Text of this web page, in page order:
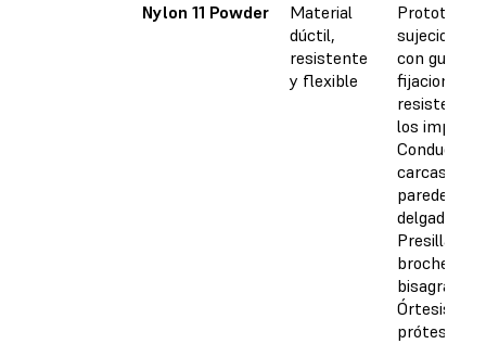
Nylon 11 Powder
Material
dúctil,
resistente
y flexible
Prototipos,
sujeciones
con guía y
fijaciones
resistentes
los
Conductos
carcasas de
paredes
delgadas
Presillas,
broches y
bisagras
Órtesis y
prótesis